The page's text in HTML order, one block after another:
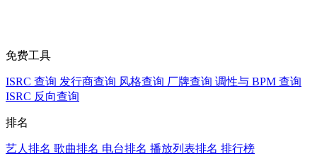
免费工具
ISRC 查询 发行商查询 风格查询 厂牌查询 调性与 BPM 查询
ISRC 反向查询
排名
艺人排名 歌曲排名 电台排名 播放列表排名 排行榜